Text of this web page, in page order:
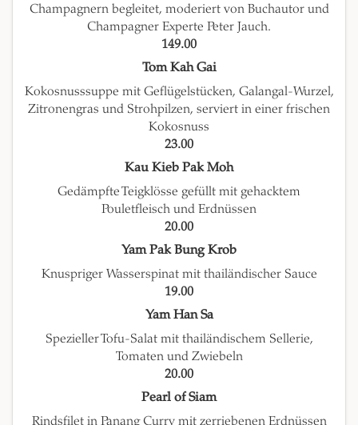
Champagnern begleitet, moderiert von Buchautor und
Champagner Experte Peter Jauch.
149.00
Tom Kah Gai
Kokosnusssuppe mit Geflügelstücken, Galangal-Wurzel,
Zitronengras und Strohpilzen, serviert in einer frischen
Kokosnuss
23.00
Kau Kieb Pak Moh
Gedämpfte Teigklösse gefüllt mit gehacktem
Pouletfleisch und Erdnüssen
20.00
Yam Pak Bung Krob
Knuspriger Wasserspinat mit thailändischer Sauce
19.00
Yam Han Sa
Spezieller Tofu-Salat mit thailändischem Sellerie,
Tomaten und Zwiebeln
20.00
Pearl of Siam
Rindsfilet in Panang Curry mit zerriebenen Erdnüssen